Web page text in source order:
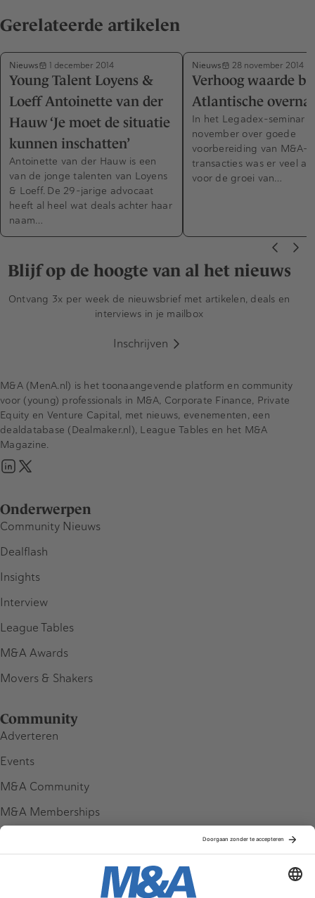
Gerelateerde artikelen
Nieuws 1 december 2014
Young Talent Loyens &
Loeff Antoinette van der
Hauw ‘Je moet de situatie
kunnen inschatten’
Antoinette van der Hauw is een
van de jonge talenten van Loyens
& Loeff. De 29-jarige advocaat
heeft al heel wat deals achter haar
naam…
Nieuws 28 november 2014
Verhoog waarde
Atlantische
In het Legadex-seminar
november over goede
voorbereiding van M&A-
transacties was er veel
voor de groei van…
Blijf op de hoogte van al het nieuws
Ontvang 3x per week de nieuwsbrief met artikelen, deals en
interviews in je mailbox
Inschrijven
Onderwerpen
Community Nieuws
Dealflash
Insights
Interview
League Tables
M&A Awards
Movers & Shakers
Community
Adverteren
Events
M&A Community
M&A Memberships
M&A (MenA.nl) is het toonaangevende platform en community
voor (young) professionals in M&A, Corporate Finance, Private
Equity en Venture Capital, met nieuws, evenementen, een
dealdatabase (Dealmaker.nl), League Tables en het M&A
Magazine.